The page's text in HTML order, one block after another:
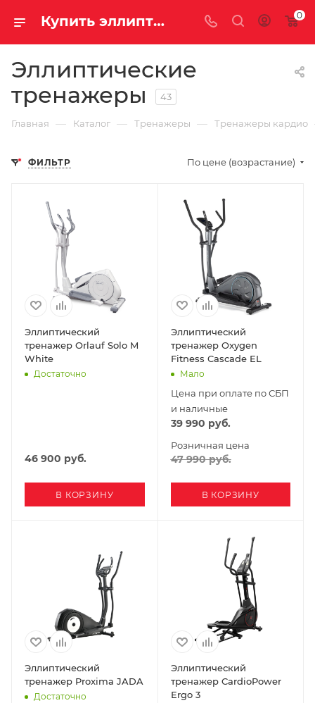
Купить эллиптические тренажеры в Саратове и Энгельсе 0
Эллиптические
тренажеры
43
Главная — Каталог — Тренажеры — Тренажеры кардио
ФИЛЬТР По цене (возрастание)
Эллиптический
тренажер Orlauf Solo M
White
Достаточно
46 900 руб.
В КОРЗИНУ
Эллиптический
тренажер Oxygen
Fitness Cascade EL
Мало
Цена при оплате по СБП
и наличные
39 990 руб.
Розничная цена
47 990руб.
В КОРЗИНУ
Эллиптический
тренажер Proxima JADA
Достаточно
Эллиптический
тренажер CardioPower
Ergo 3